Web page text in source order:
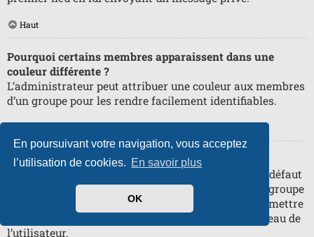
En poursuivant votre navigation, vous acceptez
l’utilisation de cookies. En savoir plus
OK
Haut
Pourquoi certains membres apparaissent dans une
couleur différente ?
L’administrateur peut attribuer une couleur aux membres
d’un groupe pour les rendre facilement identifiables.
Qu’est-ce qu’un « Groupe par défaut » ?
Si vous êtes membre de plus d’un groupe, celui par défaut
est utilisé pour déterminer le rang et la couleur de groupe
affichés par défaut. L’administrateur peut vous permettre
de changer votre groupe par défaut via votre panneau de
l’utilisateur.